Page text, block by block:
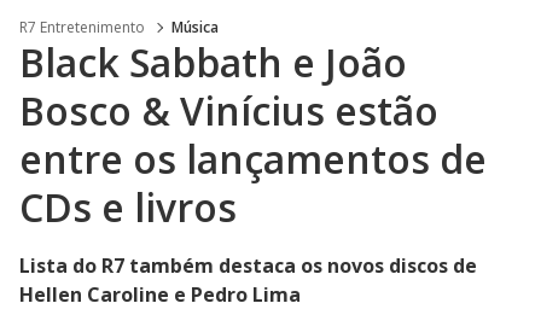
R7 Entretenimento Música
Black Sabbath e João
Bosco & Vinícius estão
entre os lançamentos de
CDs e livros
Lista do R7 também destaca os novos discos de
Hellen Caroline e Pedro Lima